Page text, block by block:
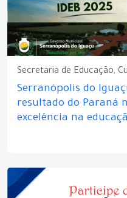
Secretaria de Educação,
Serranópolis do
resultado do Paraná
excelência na